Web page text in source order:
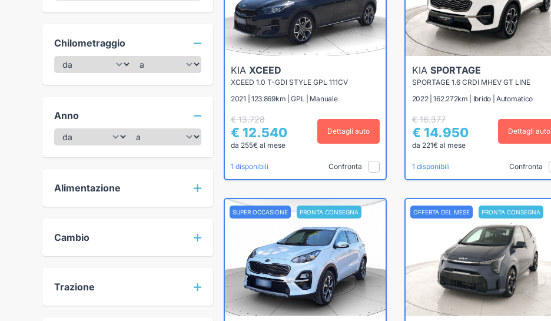
Chilometraggio
Anno
Alimentazione
Cambio
Trazione
KIA XCEED
XCEED 1.0 T-GDI STYLE GPL 111CV
2021 | 123.869km | GPL | Manuale
€ 13.728
€ 12.540
da 255€ al mese
Dettagli auto
1 disponibili Confronta
KIA SPORTAGE
SPORTAGE 1.6 CRDI MHEV GT LINE
2022 | 162.272km | Ibrido | Automatico
€ 16.377
€ 14.950
da 221€ al mese
Dettagli auto
1 disponibili Confronta
SUPER OCCASIONE PRONTA CONSEGNA OFFERTA DEL MESE PRONTA CONSEGNA